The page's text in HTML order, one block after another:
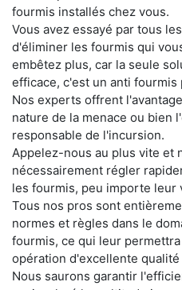
fourmis installés chez vous.
Vous avez essayé par tous
d'éliminer les fourmis qui
embêtez plus, car la seule
efficace, c'est un anti fourmis
Nos experts offrent
nature de la menace ou bien
responsable de l'incursion.
Appelez-nous au plus vite et
nécessairement régler
les fourmis, peu importe leur
Tous nos pros sont
normes et règles dans le
fourmis, ce qui leur
opération d'excellente
Nous saurons garantir